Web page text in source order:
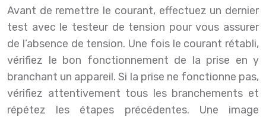
Avant de remettre le courant, effectuez un dernier
test avec le testeur de tension pour vous assurer
de l’absence de tension. Une fois le courant rétabli,
vérifiez le bon fonctionnement de la prise en y
branchant un appareil. Si la prise ne fonctionne pas,
vérifiez attentivement tous les branchements et
répétez les étapes précédentes. Une image